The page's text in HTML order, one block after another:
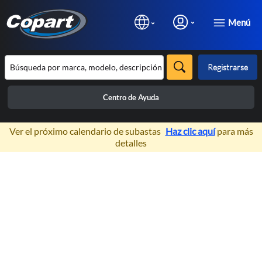
Menú
Registrarse
Centro de Ayuda
×
Ver el próximo calendario de subastas Haz clic aquípara más
detalles